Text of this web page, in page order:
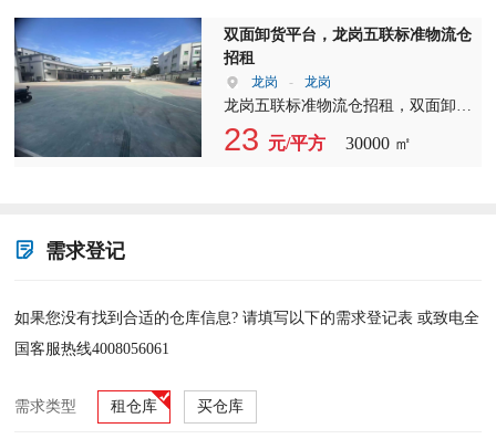
层都可以当一楼用 共4层，园区共有
11栋， 层高11米，柱间距12×12，承
重2吨 建筑面积出租49元/平含税
2500平起分标准卸货平台，可进全尺
盐田港区 交通便利，产证齐全，扩
双面卸货平台，龙岗五联标准物流仓
招租
龙岗 - 龙岗
龙岗五联标准物流仓招租，双面卸货
平台，距离深圳200米，上清平高速5
分钟车程。 A栋：一楼 3500平（5米
楼6000平（7米高） 四楼6000平（9
业， 交通便利近深圳，空地超级大
23 元/平方 30000 ㎡
需求登记
如果您没有找到合适的仓库信息? 请填写以下的需求登记表 或致电全
国客服热线4008056061
需求类型 租仓库 买仓库